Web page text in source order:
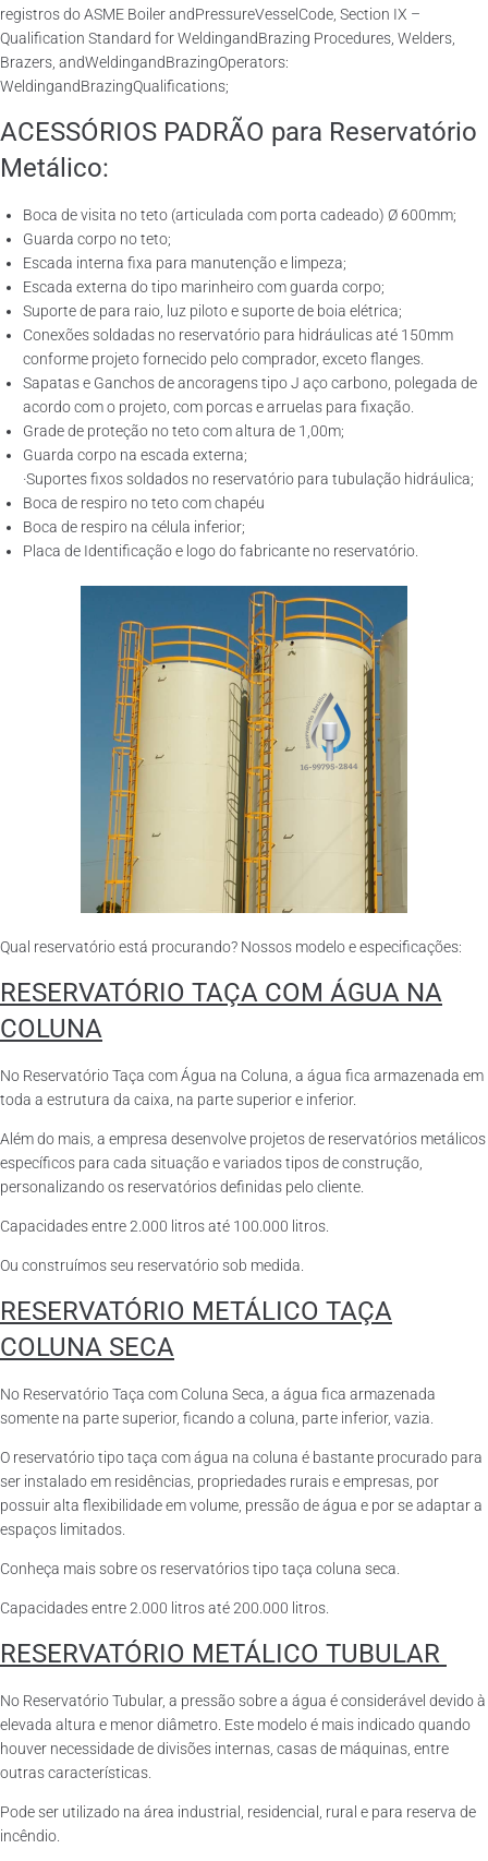
registros do ASME Boiler andPressureVesselCode, Section IX –
Qualification Standard for WeldingandBrazing Procedures, Welders,
Brazers, andWeldingandBrazingOperators:
WeldingandBrazingQualifications;
ACESSÓRIOS PADRÃO para Reservatório
Metálico:
Boca de visita no teto (articulada com porta cadeado) Ø 600mm;
Guarda corpo no teto;
Escada interna fixa para manutenção e limpeza;
Escada externa do tipo marinheiro com guarda corpo;
Suporte de para raio, luz piloto e suporte de boia elétrica;
Conexões soldadas no reservatório para hidráulicas até 150mm
conforme projeto fornecido pelo comprador, exceto flanges.
Sapatas e Ganchos de ancoragens tipo J aço carbono, polegada de
acordo com o projeto, com porcas e arruelas para fixação.
Grade de proteção no teto com altura de 1,00m;
Guarda corpo na escada externa;
·Suportes fixos soldados no reservatório para tubulação hidráulica;
Boca de respiro no teto com chapéu
Boca de respiro na célula inferior;
Placa de Identificação e logo do fabricante no reservatório.
Qual reservatório está procurando? Nossos modelo e especificações:
RESERVATÓRIO TAÇA COM ÁGUA NA
COLUNA
No Reservatório Taça com Água na Coluna, a água fica armazenada em
toda a estrutura da caixa, na parte superior e inferior.
Além do mais, a empresa desenvolve projetos de reservatórios metálicos
específicos para cada situação e variados tipos de construção,
personalizando os reservatórios definidas pelo cliente.
Capacidades entre 2.000 litros até 100.000 litros.
Ou construímos seu reservatório sob medida.
RESERVATÓRIO METÁLICO TAÇA
COLUNA SECA
No Reservatório Taça com Coluna Seca, a água fica armazenada
somente na parte superior, ficando a coluna, parte inferior, vazia.
O reservatório tipo taça com água na coluna é bastante procurado para
ser instalado em residências, propriedades rurais e empresas, por
possuir alta flexibilidade em volume, pressão de água e por se adaptar a
espaços limitados.
Conheça mais sobre os reservatórios tipo taça coluna seca.
Capacidades entre 2.000 litros até 200.000 litros.
RESERVATÓRIO METÁLICO TUBULAR
No Reservatório Tubular, a pressão sobre a água é considerável devido à
elevada altura e menor diâmetro. Este modelo é mais indicado quando
houver necessidade de divisões internas, casas de máquinas, entre
outras características.
Pode ser utilizado na área industrial, residencial, rural e para reserva de
incêndio.